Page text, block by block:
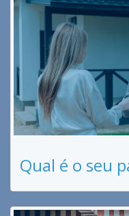
Qual é o seu